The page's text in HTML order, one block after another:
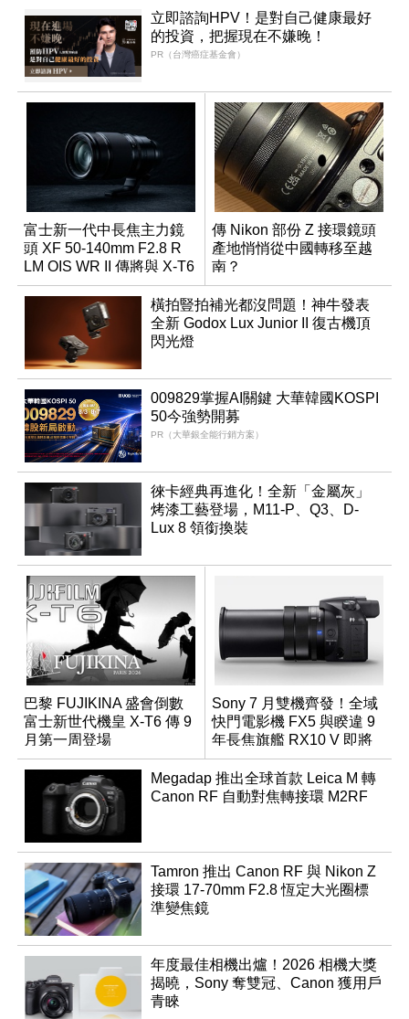
立即諮詢HPV！是對自己健康最好
的投資，把握現在不嫌晚！
PR（台灣癌症基金會）
富士新一代中長焦主力鏡
頭 XF 50-140mm F2.8 R
LM OIS WR II 傳將與 X-T6
同步亮相
傳 Nikon 部份 Z 接環鏡頭
產地悄悄從中國轉移至越
南？
橫拍豎拍補光都沒問題！神牛發表
全新 Godox Lux Junior II 復古機頂
閃光燈
009829掌握AI關鍵 大華韓國KOSPI
50今強勢開募
PR（大華銀全能行銷方案）
徠卡經典再進化！全新「金屬灰」
烤漆工藝登場，M11-P、Q3、D-
Lux 8 領銜換裝
巴黎 FUJIKINA 盛會倒數
富士新世代機皇 X-T6 傳 9
月第一周登場
Sony 7 月雙機齊發！全域
快門電影機 FX5 與睽違 9
年長焦旗艦 RX10 V 即將
登場
Megadap 推出全球首款 Leica M 轉
Canon RF 自動對焦轉接環 M2RF
Tamron 推出 Canon RF 與 Nikon Z
接環 17-70mm F2.8 恆定大光圈標
準變焦鏡
年度最佳相機出爐！2026 相機大獎
揭曉，Sony 奪雙冠、Canon 獲用戶
青睞